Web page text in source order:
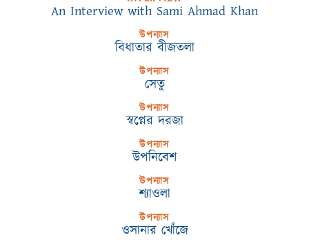
An Interview with Sami Ahmad Khan
উপন্যাস
বিধাতার বীজতলা
উপন্যাস
সেতু
উপন্যাস
স্বপ্নের দরজা
উপন্যাস
উপনিবেশ
উপন্যাস
শ্যাওলা
উপন্যাস
ওসানার খোঁজে